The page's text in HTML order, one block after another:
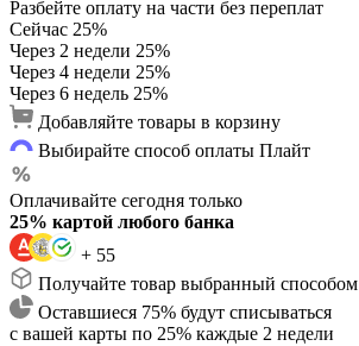
Разбейте оплату на части без переплат
Сейчас 25%
Через 2 недели 25%
Через 4 недели 25%
Через 6 недель 25%
Добавляйте товары в корзину
Выбирайте способ оплаты Плайт
Оплачивайте сегодня только
25% картой любого банка
+ 55
Получайте товар выбранный способом
Оставшиеся 75% будут списываться
с вашей карты по 25% каждые 2 недели